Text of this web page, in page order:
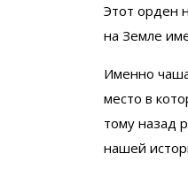
Этот орден
на Земле
Именно
место в
тому назад
нашей